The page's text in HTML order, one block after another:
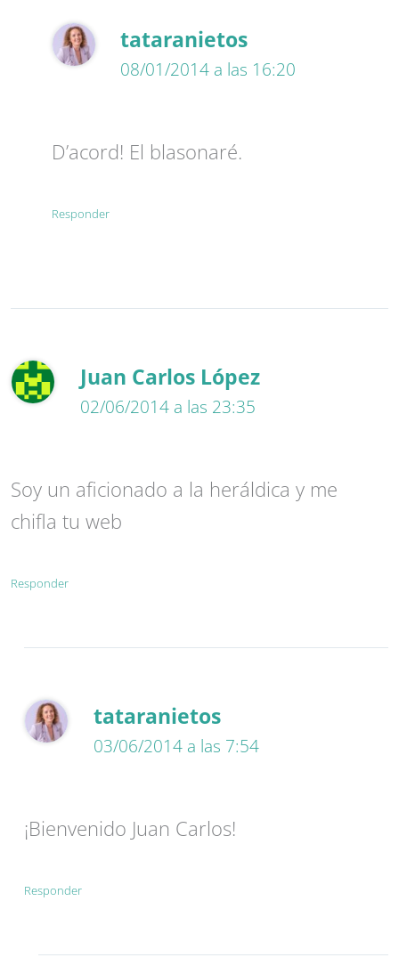
tataranietos
08/01/2014 a las 16:20
D’acord! El blasonaré.
Responder
Juan Carlos López
02/06/2014 a las 23:35
Soy un aficionado a la heráldica y me
chifla tu web
Responder
tataranietos
03/06/2014 a las 7:54
¡Bienvenido Juan Carlos!
Responder